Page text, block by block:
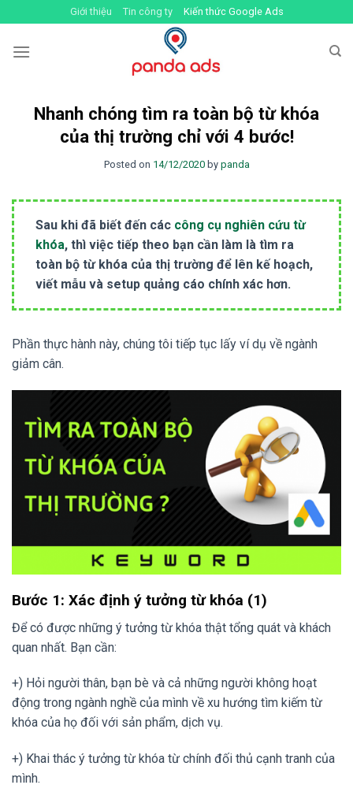
to
content
Giới thiệu Tin công ty Kiến thức Google Ads
Nhanh chóng tìm ra toàn bộ từ khóa
của thị trường chỉ với 4 bước!
Posted on 14/12/2020 by panda
Sau khi đã biết đến các công cụ nghiên cứu từ
khóa, thì việc tiếp theo bạn cần làm là tìm ra
toàn bộ từ khóa của thị trường để lên kế hoạch,
viết mẫu và setup quảng cáo chính xác hơn.
Phần thực hành này, chúng tôi tiếp tục lấy ví dụ về ngành
giảm cân.
Bước 1: Xác định ý tưởng từ khóa (1)
Để có được những ý tưởng từ khóa thật tổng quát và khách
quan nhất. Bạn cần:
+) Hỏi người thân, bạn bè và cả những người không hoạt
động trong ngành nghề của mình về xu hướng tìm kiếm từ
khóa của họ đối với sản phẩm, dịch vụ.
+) Khai thác ý tưởng từ khóa từ chính đối thủ cạnh tranh của
mình.